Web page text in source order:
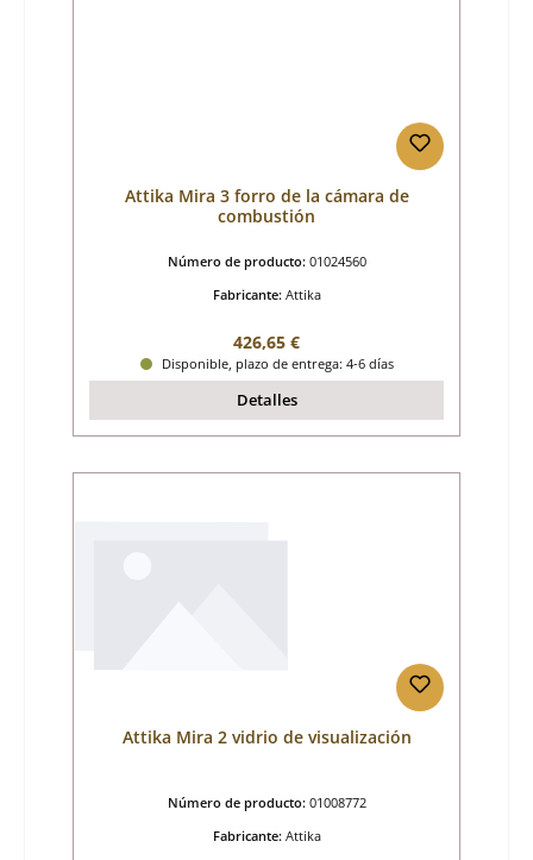
Attika Mira 3 forro de la cámara de
combustión
Número de producto: 01024560
Fabricante: Attika
Precio normal:
426,65 €
Disponible, plazo de entrega: 4-6 días
Detalles
Attika Mira 2 vidrio de visualización
Número de producto: 01008772
Fabricante: Attika